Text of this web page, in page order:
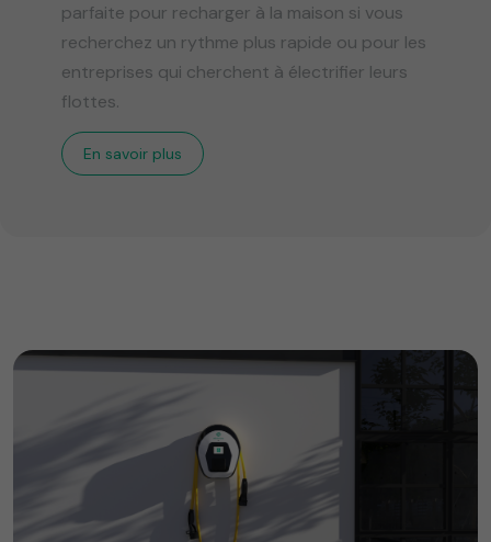
parfaite pour recharger à la maison si vous
recherchez un rythme plus rapide ou pour les
entreprises qui cherchent à électrifier leurs
flottes.
En savoir plus